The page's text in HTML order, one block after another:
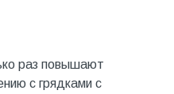
раз повышают
с грядками с